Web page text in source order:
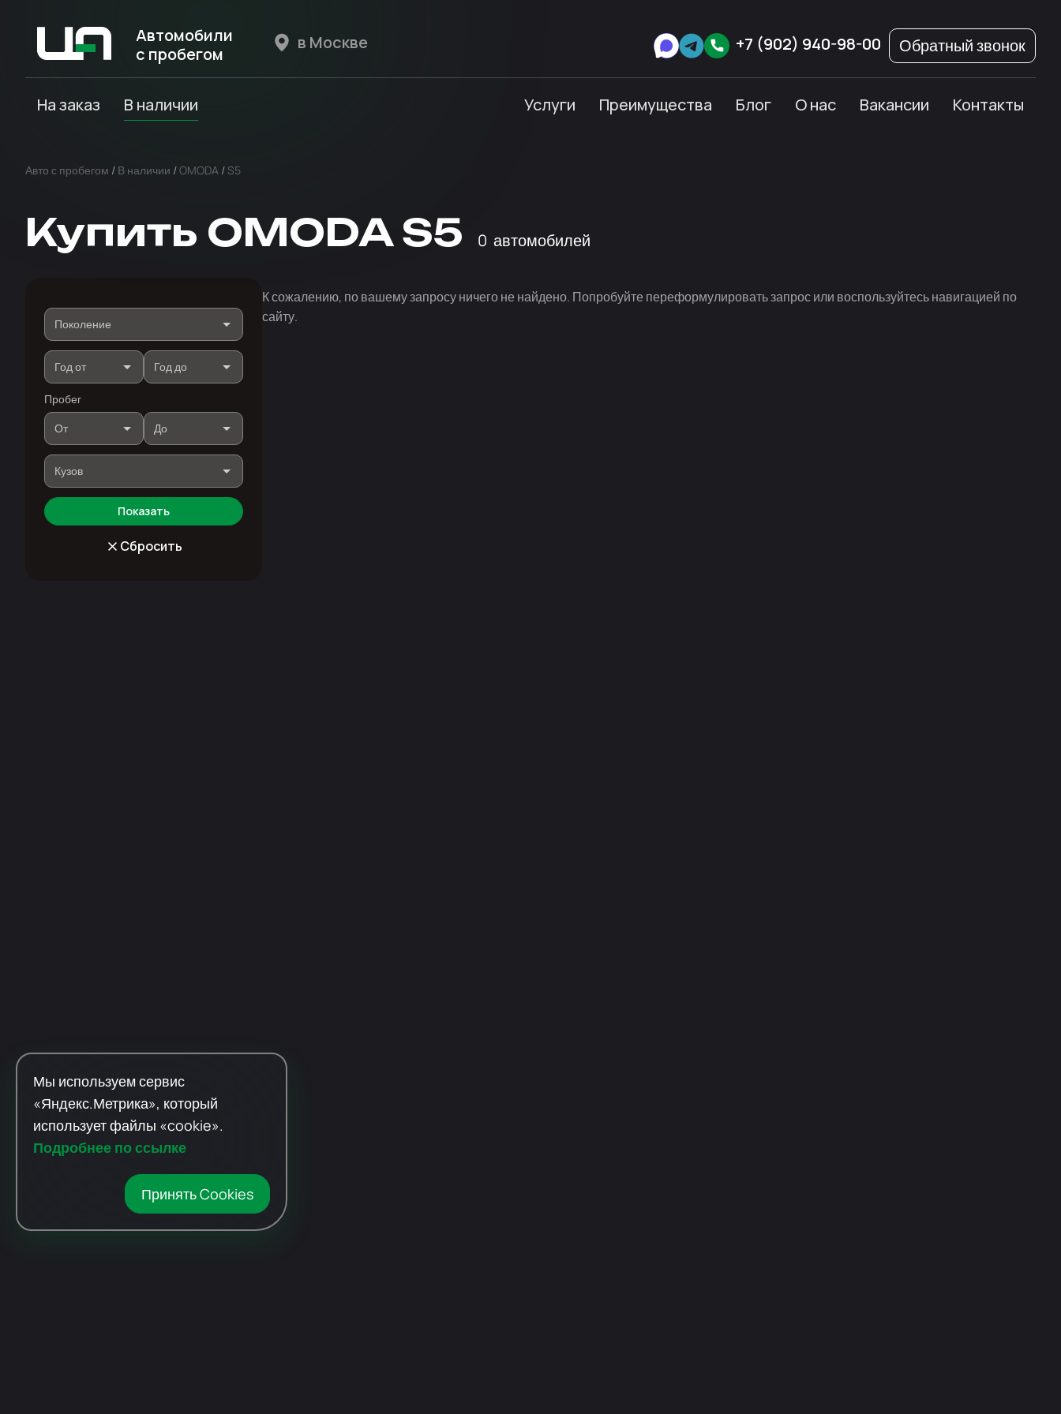
Автомобили
с пробегом
+7 (902) 940-98-00 Обратный звонок
На заказ В наличии Услуги Преимущества Блог О нас Вакансии Контакты
Авто с пробегом / В наличии /OMODA / S5
Купить OMODA S5 0 автомобилей
Пробег
Показать
Сбросить
К сожалению, по вашему запросу ничего не найдено. Попробуйте переформулировать запрос или воспользуйтесь навигацией по
сайту.
Мы используем сервис
«Яндекс.Метрика», который
использует файлы «cookie».
Подробнее по ссылке
Принять Cookies